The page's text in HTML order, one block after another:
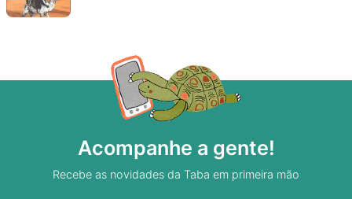
Acompanhe a gente!
Recebe as novidades da Taba em primeira mão